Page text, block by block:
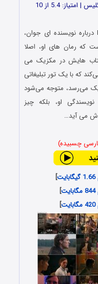
فیلم کتاب عشق Book of Love 2022 درباره نویسنده ای جوان،
که رمان های او، اصلا
هایش در مکزیک می
که با یک تور تبلیغاتی
می‌رسد، متوجه می‌شود
او، بلکه چیز
می آید…
چسبیده)
]
]
]